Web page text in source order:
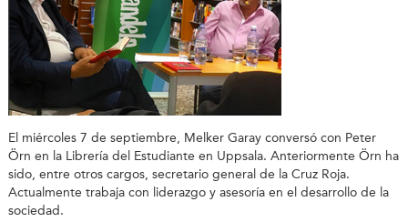
El miércoles 7 de septiembre, Melker Garay conversó con Peter
Örn en la Librería del Estudiante en Uppsala. Anteriormente Örn ha
sido, entre otros cargos, secretario general de la Cruz Roja.
Actualmente trabaja con liderazgo y asesoría en el desarrollo de la
sociedad.